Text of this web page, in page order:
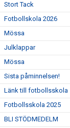
Stort Tack
Fotbollskola 2026
Mössa
Julklappar
Mössa
Sista påminnelsen!
Länk till fotbollsskola
Fotbollsskola 2025
BLI STÖDMEDELM